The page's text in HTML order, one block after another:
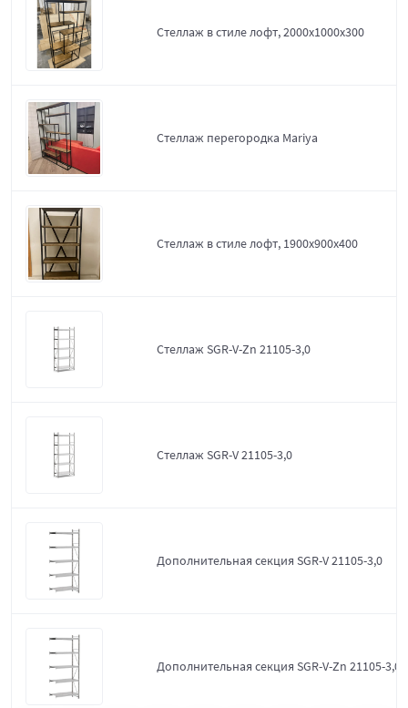
Стеллаж в стиле лофт, 2000х1000х300
Стеллаж перегородка Mariya
Стеллаж в стиле лофт, 1900х900х400
Стеллаж SGR-V-Zn 21105-3,0
Стеллаж SGR-V 21105-3,0
Дополнительная секция SGR-V 21105-3,0
Дополнительная секция SGR-V-Zn 21105-3,0